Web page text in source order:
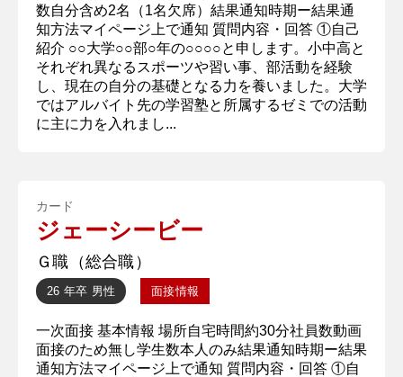
数自分含め2名（1名欠席）結果通知時期ー結果通
知方法マイページ上で通知 質問内容・回答 ①自己
紹介 ○○大学○○部○年の○○○○と申します。小中高と
それぞれ異なるスポーツや習い事、部活動を経験
し、現在の自分の基礎となる力を養いました。大学
ではアルバイト先の学習塾と所属するゼミでの活動
に主に力を入れまし...
カード
ジェーシービー
Ｇ職（総合職）
26 年卒 男性 面接情報
一次面接 基本情報 場所自宅時間約30分社員数動画
面接のため無し学生数本人のみ結果通知時期ー結果
通知方法マイページ上で通知 質問内容・回答 ①自